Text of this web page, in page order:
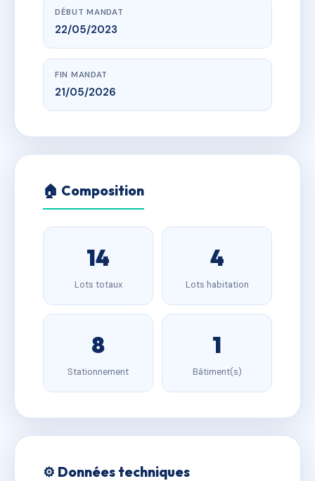
DÉBUT MANDAT
22/05/2023
FIN MANDAT
21/05/2026
🏠 Composition
14
Lots totaux
4
Lots habitation
8
Stationnement
1
Bâtiment(s)
⚙️ Données techniques